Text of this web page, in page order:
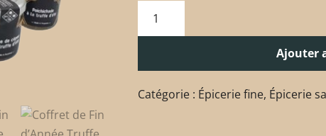
Ajouter
Catégorie : Épicerie fine, Épicerie